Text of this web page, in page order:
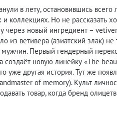
в лету, остановившись всего
коллекциях. Но не рассказать
новый ингредиент –
из ветивера (азиатский злак) не
Первый гендерный
новую линейку «The
уже другая история. Тут же
of memory). Культ
товар, когда бренд